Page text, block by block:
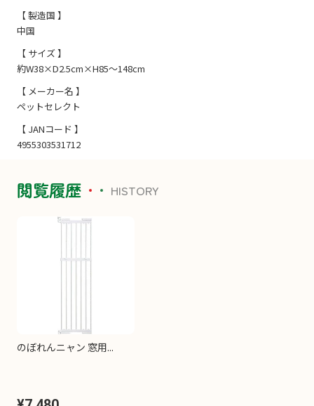
【 製造国 】
中国
【 サイズ 】
約W38×D2.5cm×H85～148cm
【 メーカー名 】
ペットセレクト
【 JANコード 】
4955303531712
閲覧履歴 HISTORY
のぼれんニャン 窓用...